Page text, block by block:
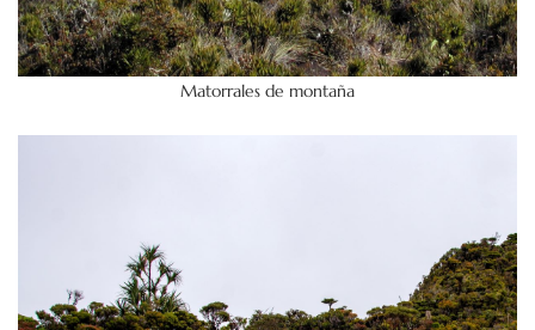
Matorrales de montaña